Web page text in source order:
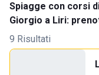
Spiagge con corsi
Giorgio a Liri:
9 Risultati